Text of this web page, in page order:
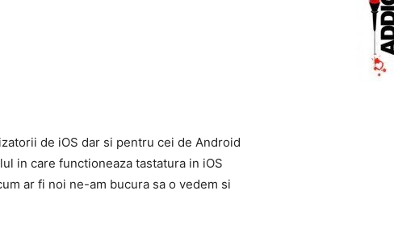
de iOS dar si pentru cei de Android
in care functioneaza tastatura in iOS
ar fi noi ne-am bucura sa o vedem si